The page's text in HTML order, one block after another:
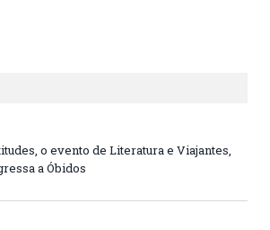
o evento de Literatura e Viajantes,
a Óbidos